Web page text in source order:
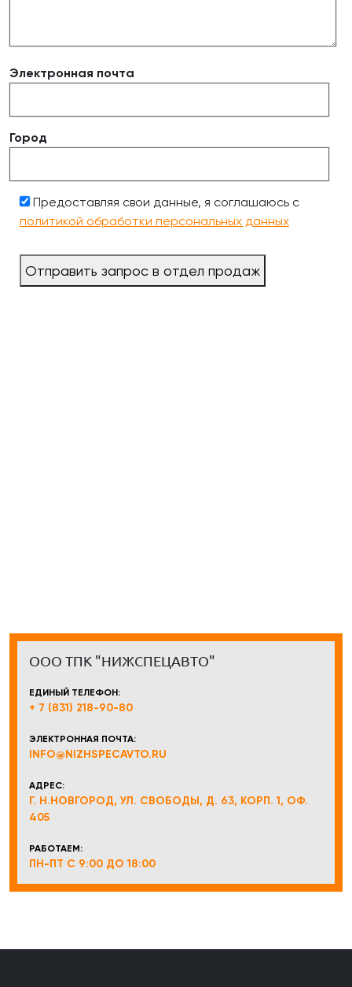
Электронная почта
Город
Предоставляя свои данные, я соглашаюсь с
политикой обработки персональных данных
Отправить запрос в отдел продаж
ООО ТПК "НИЖСПЕЦАВТО"
ЕДИНЫЙ ТЕЛЕФОН:
+ 7 (831) 218-90-80
ЭЛЕКТРОННАЯ ПОЧТА:
INFO@NIZHSPECAVTO.RU
АДРЕС:
Г. Н.НОВГОРОД, УЛ. СВОБОДЫ, Д. 63, КОРП. 1, ОФ.
405
РАБОТАЕМ:
ПН-ПТ С 9:00 ДО 18:00